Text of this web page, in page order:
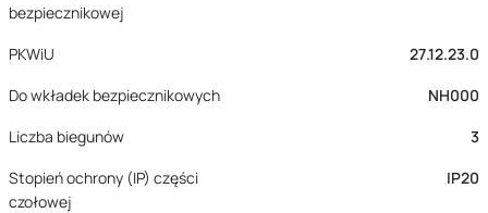
bezpiecznikowej
PKWiU
27.12.23.0
Do wkładek bezpiecznikowych
NH000
Liczba biegunów
3
Stopień ochrony (IP) części
czołowej
IP20